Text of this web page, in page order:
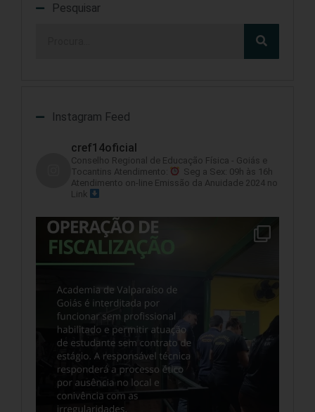
Pesquisar
Instagram Feed
cref14oficial
Conselho Regional de Educação Física - Goiás e
Tocantins Atendimento:
Seg a Sex: 09h às 16h
Atendimento on-line Emissão da Anuidade 2024 no
Link